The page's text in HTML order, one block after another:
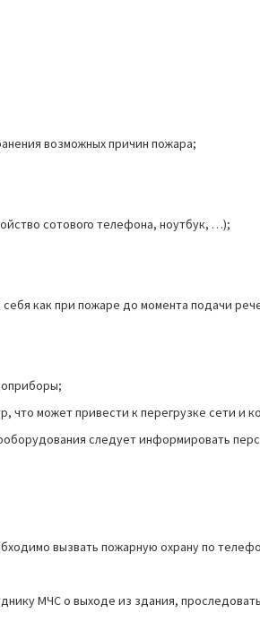
возможных причин пожара;
сотового телефона, ноутбук, …);
как при пожаре до момента подачи
может привести к перегрузке сети
следует информировать
вызвать пожарную охрану по
МЧС о выходе из здания,